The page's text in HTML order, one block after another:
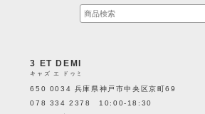
3 ET DEMI
キャズ エ ドゥミ
650 0034 兵庫県神戸市中央区京町69
078 334 2378 10:00-18:30